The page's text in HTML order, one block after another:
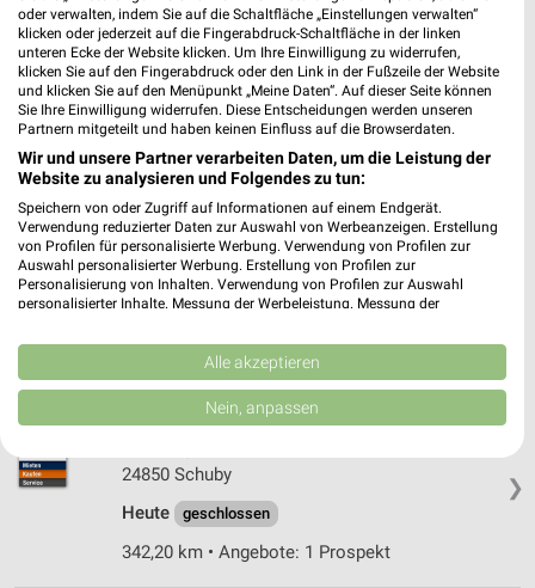
sonne.sh Büdelsdorf
Am Dolmen 5
24782 Büdelsdorf
317,20 km
OBI Husum
Buschkamp 1
25813 Husum
Heute geschlossen
359,93 km • Angebote: 1 Prospekt
❯
HKL Center Schuby
24850 Schuby
Heute
geschlossen
342,20 km • Angebote: 1 Prospekt
oder verwalten, indem Sie auf die Schaltfläche „Einstellungen verwalten“
klicken oder jederzeit auf die Fingerabdruck-Schaltfläche in der linken
unteren Ecke der Website klicken. Um Ihre Einwilligung zu widerrufen,
klicken Sie auf den Fingerabdruck oder den Link in der Fußzeile der Website
und klicken Sie auf den Menüpunkt „Meine Daten“. Auf dieser Seite können
Sie Ihre Einwilligung widerrufen. Diese Entscheidungen werden unseren
Partnern mitgeteilt und haben keinen Einfluss auf die Browserdaten.
Wir und unsere Partner verarbeiten Daten, um die Leistung der
Website zu analysieren und Folgendes zu tun:
Speichern von oder Zugriff auf Informationen auf einem Endgerät.
Verwendung reduzierter Daten zur Auswahl von Werbeanzeigen. Erstellung
von Profilen für personalisierte Werbung. Verwendung von Profilen zur
Auswahl personalisierter Werbung. Erstellung von Profilen zur
Personalisierung von Inhalten. Verwendung von Profilen zur Auswahl
personalisierter Inhalte. Messung der Werbeleistung. Messung der
Kombinationen von Daten aus verschiedenen Quellen. Entwicklung und
Verbesserung der Angebote. Verwendung reduzierter Daten zur Auswahl
von Inhalten.
Daten können außerhalb der Europäischen Union weitergegeben und in die
USA gesendet werden.
Website/App.
Partnerliste anzeigen (1 IAB-Anbieter)
Wir nutzen Ihre Daten für folgende Zwecke:
IAB-Verarbeitungszwecke:
Alle akzeptieren
Nein, anpassen